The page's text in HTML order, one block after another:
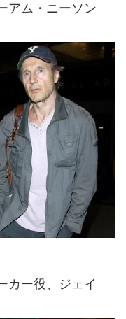
アム・ニーソン
カー役、ジェイ